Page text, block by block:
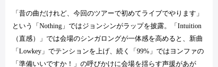
「昔の曲だけれど、今回のツアーで初めてライブでやります」
という「Nothing 」ではジョンシンがラップを披露。「Intuition
（直感）」では会場のシンガロングが一体感を高めると、新曲
「Lowkey 」でテンションを上げ、続く「99% 」ではヨンファの
「準備いいですか！」の呼びかけに会場を揺らす声援があが